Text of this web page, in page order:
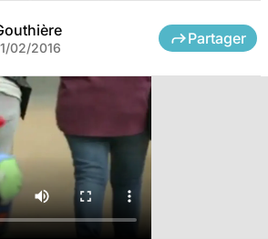
02/2016
Partager